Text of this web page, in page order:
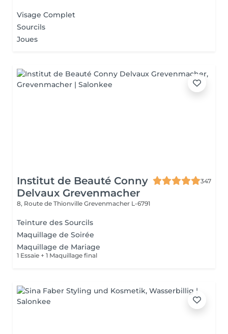
Visage Complet
Sourcils
Joues
Institut de Beauté Conny
Delvaux Grevenmacher
347
8, Route de Thionville Grevenmacher L-6791
Teinture des Sourcils
Maquillage de Soirée
Maquillage de Mariage
1 Essaie + 1 Maquillage final